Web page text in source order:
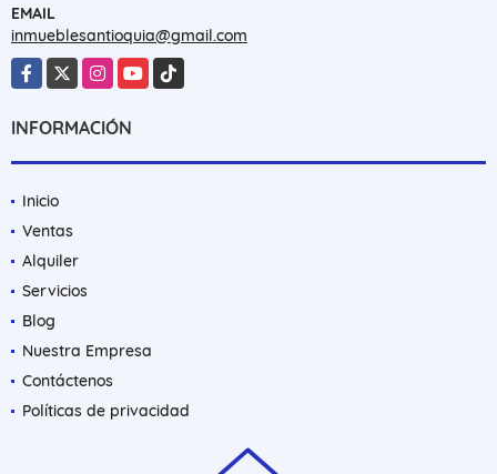
EMAIL
inmueblesantioquia@gmail.com
Facebook
X InstagramYouTubeTikTok
INFORMACIÓN
Inicio
Ventas
Alquiler
Servicios
Blog
Nuestra Empresa
Contáctenos
Políticas de privacidad